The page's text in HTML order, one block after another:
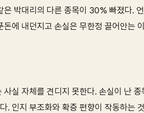
은 박대리의 다른 종목이 30% 빠졌다.
돈에 내던지고 손실은 무한정 끌어안는
실 자체를 견디지 못한다. 손실이 난
. 인지 부조화와 확증 편향이 작동하는